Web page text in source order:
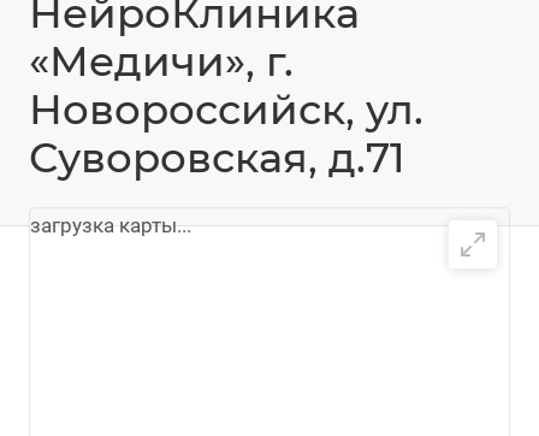
НейроКлиника
«Медичи», г.
Новороссийск, ул.
Суворовская, д.71
загрузка карты...